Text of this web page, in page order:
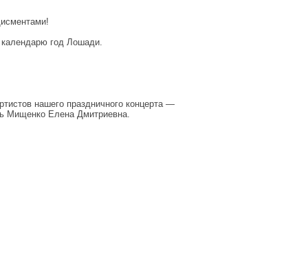
календарю год Лошади.
нашего праздничного концерта —
Мищенко Елена Дмитриевна.